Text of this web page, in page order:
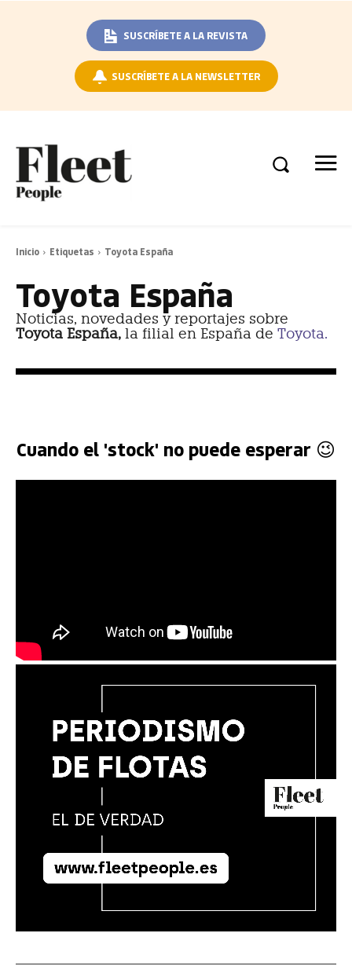
SUSCRÍBETE A LA REVISTA
SUSCRÍBETE A LA NEWSLETTER
Inicio Etiquetas Toyota España
Toyota España
Noticias, novedades y reportajes sobre
Toyota España, la filial en España de Toyota.
Cuando el 'stock' no puede esperar 😉